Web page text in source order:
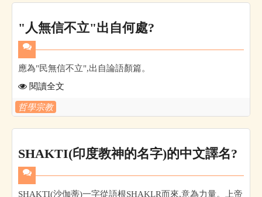
"人無信不立"出自何處?
應為"民無信不立",出自論語顏篇。
閱讀全文
哲學宗教
SHAKTI(印度教神的名字)的中文譯名?
SHAKTI(沙伽蒂)一字從語根SHAKLR而來,意為力量。上帝